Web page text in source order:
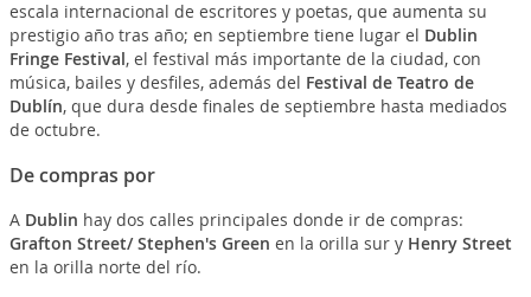
escala internacional de escritores y poetas, que aumenta su
prestigio año tras año; en septiembre tiene lugar el Dublin
Fringe Festival, el festival más importante de la ciudad, con
música, bailes y desfiles, además del Festival de Teatro de
Dublín, que dura desde finales de septiembre hasta mediados
de octubre.
De compras por
A Dublin hay dos calles principales donde ir de compras:
Grafton Street/ Stephen's Green en la orilla sur y Henry Street
en la orilla norte del río.